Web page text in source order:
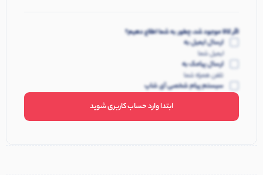
اگر کالا موجود شد، چطور به شما اطلاع دهیم؟
ارسال ایمیل به
ایمیل شما
ارسال پیامک به
تلفن همراه شما
سیستم پیام شخصی آی شاپ
ابتدا وارد حساب کاربری شوید